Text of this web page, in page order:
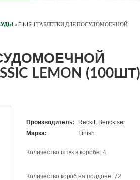
» FINISH ТАБЛЕТКИ ДЛЯ ПОСУДОМОЕЧНОЙ
LEMON (100ШТ)
Производитель:
Reckitt Benckiser
Марка:
Finish
Количество штук в коробе: 4
Количество короб на поддоне: 72